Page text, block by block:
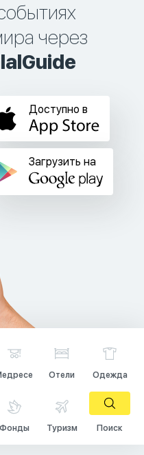
через
Доступно в
Загрузить на
Отели Одежда
Фонды Туризм Поиск